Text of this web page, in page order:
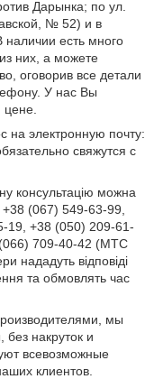
Дарынка; по ул.
№ 52) и в
наличии есть много
них, а можете
оговорив все детали
У нас Вы
цене.
на электронную почту:
свяжутся с
консультацію можна
(067) 549-63-99,
19, +38 (050) 209-61-
709-40-42 (МТС
нададуть відповіді
та обмовлять час
мы
накруток и
всевозможные
клиентов.